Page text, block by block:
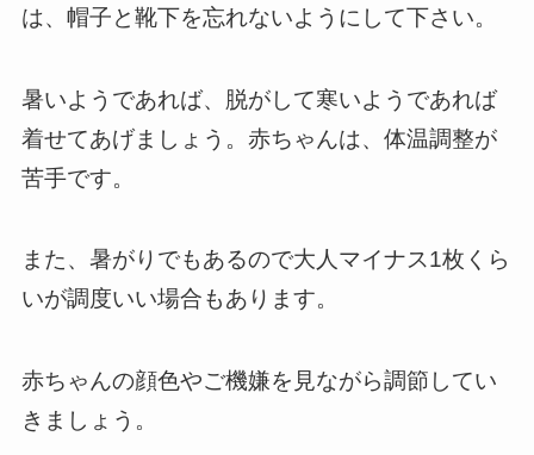
は、帽子と靴下を忘れないようにして下さい。
暑いようであれば、脱がして寒いようであれば
着せてあげましょう。 赤ちゃんは、体温調整が
苦手です。
また、暑がりでもあるので大人マイナス1枚くら
いが調度いい場合もあります。
赤ちゃんの顔色やご機嫌を見ながら調節してい
きましょう。